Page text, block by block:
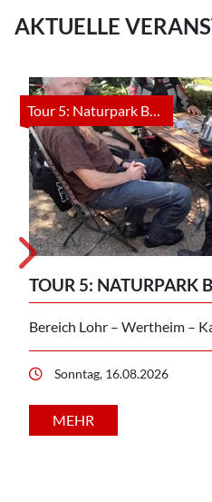
AKTUELLE
Tour 5: Naturpark Bay. Spessart anzeigen
TOUR 5: NATURPARK
Bereich Lohr – Wertheim –
Sonntag, 16.08.2026
MEHR